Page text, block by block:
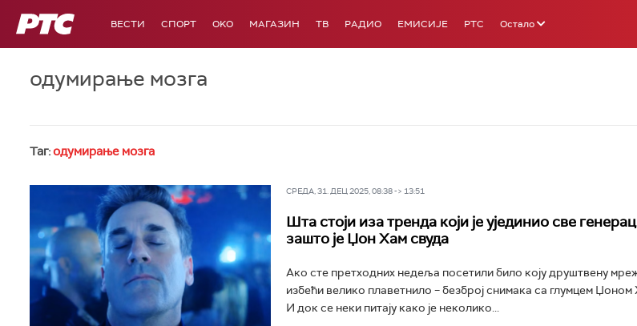
РТС ВЕСТИ СПОРТ OKO МАГАЗИН ТВ РАДИО ЕМИСИЈЕ РТС Остало
одумирање мозга
Таг:одумирање мозга
СРЕДА, 31. ДЕЦ 2025, 08:38 -> 13:51
Шта стоји иза тренда који је ујединио све
зашто је Џон Хам свуда
Ако сте претходних недеља посетили било коју друштвену
избећи велико плаветнило – безброј снимака са глумцем Џоном
И док се неки питају како је неколико...